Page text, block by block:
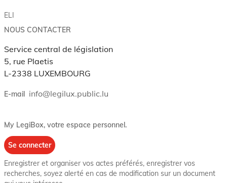
ELI
NOUS CONTACTER
Service central de législation
5, rue Plaetis
L-2338 LUXEMBOURG
E-mail info@legilux.public.lu
My LegiBox, votre espace personnel.
Se connecter
Enregistrer et organiser vos actes préférés, enregistrer vos
recherches, soyez alerté en cas de modification sur un document